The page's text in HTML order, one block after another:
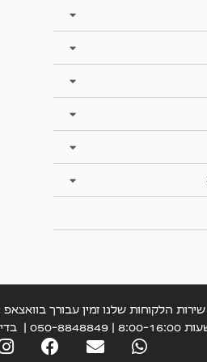
שירות הלקוחות שלנו זמין עבורך בוואצאפ
| 050-8848849 |